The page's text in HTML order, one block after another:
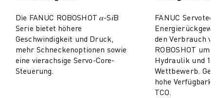
WORLDSKILLS & YOUNG TALENTS
BILDUNGSVERANSTALTUNGEN
NEWS & MEDIA
NEWS & MEDIA
EVENTS
BILDUNGSVERANSTALTUNGEN
Die FANUC ROBOSHOT 𝛼-S𝑖B
Serie bietet höhere
Geschwindigkeit und Druck,
mehr Schneckenoptionen sowie
eine vierachsige Servo-Core-
Steuerung.
FANUC
den Verbrauch
ROBOSHOT um
Hydraulik und
Wettbewerb.
hohe
TCO.